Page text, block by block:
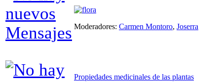
Moderadores: Carmen Montoro, Joserra
Propiedades medicinales de las plantas